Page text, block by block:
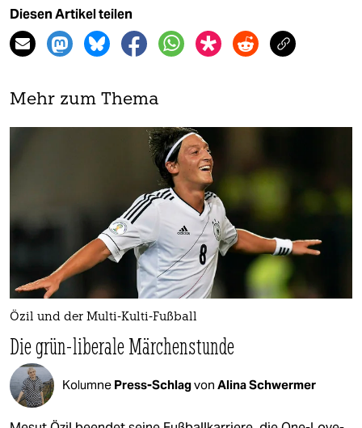
Diesen Artikel teilen
Mehr zum Thema
Özil und der Multi-Kulti-Fußball
Die grün-liberale Märchenstunde
Kolumne Press-Schlagvon Alina Schwermer